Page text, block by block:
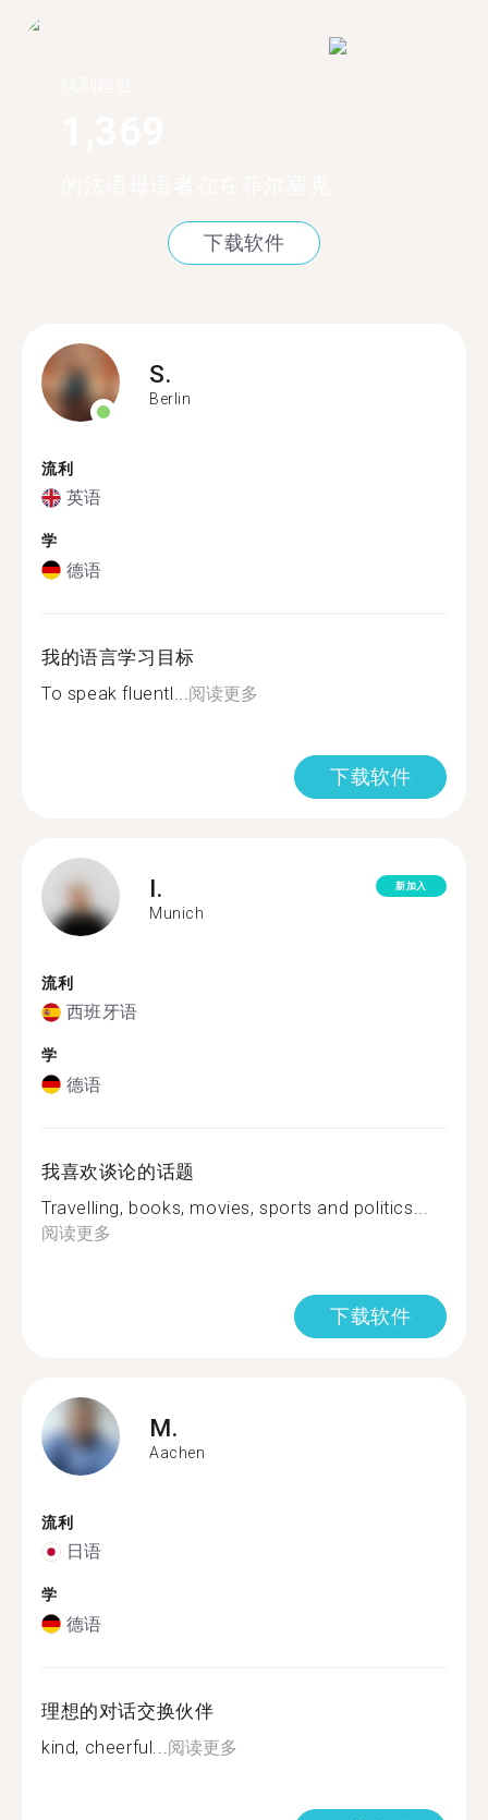
下载软件
S.
Berlin
流利
英语
学
德语
我的语言学习目标
To speak fluentl... 阅读更多
下载软件
I.
Munich
新加入
流利
西班牙语
学
德语
我喜欢谈论的话题
Travelling, books, movies, sports and politics...
阅读更多
下载软件
M.
Aachen
流利
日语
学
德语
理想的对话交换伙伴
kind, cheerful... 阅读更多